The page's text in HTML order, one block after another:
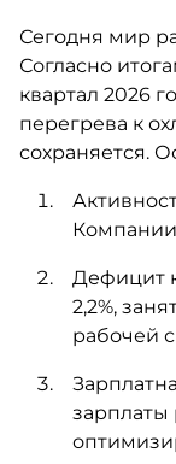
Сегодня мир
Согласно
квартал 2026
перегрева к
сохраняется.
Дефицит
2,2%,
рабочей
зарплаты